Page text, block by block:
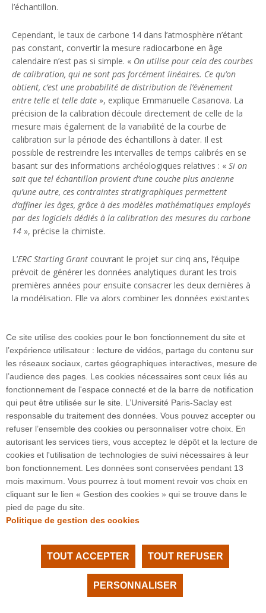
l’échantillon.
Cependant, le taux de carbone 14 dans l’atmosphère n’étant
pas constant, convertir la mesure radiocarbone en âge
calendaire n’est pas si simple. « On utilise pour cela des courbes
de calibration, qui ne sont pas forcément linéaires. Ce qu’on
obtient, c’est une probabilité de distribution de l’évènement
entre telle et telle date », explique Emmanuelle Casanova. La
précision de la calibration découle directement de celle de la
mesure mais également de la variabilité de la courbe de
calibration sur la période des échantillons à dater. Il est
possible de restreindre les intervalles de temps calibrés en se
basant sur des informations archéologiques relatives : « Si on
sait que tel échantillon provient d’une couche plus ancienne
qu’une autre, ces contraintes stratigraphiques permettent
d’affiner les âges, grâce à des modèles mathématiques employés
par des logiciels dédiés à la calibration des mesures du carbone
14 », précise la chimiste.
L’ERC Starting Grant couvrant le projet sur cinq ans, l’équipe
prévoit de générer les données analytiques durant les trois
premières années pour ensuite consacrer les deux dernières à
la modélisation. Elle va alors combiner les données existantes
scénarios d’arrivée et de diffusion de l’agropastoralisme dans
la zone indo-iranienne.
3 rue Joliot Curie
Bâtiment Bréguet
91190 Gif-sur-Yvette
Plan du site
Tous droits réservés Université Paris-Saclay
Accessibilité :partiellement conforme
Ce site utilise des cookies pour le bon fonctionnement du site et
l’expérience utilisateur : lecture de vidéos, partage du contenu sur
les réseaux sociaux, cartes géographiques interactives, mesure de
l’audience des pages. Les cookies nécessaires sont ceux liés au
fonctionnement de l'espace connecté et de la barre de notification
qui peut être utilisée sur le site. L’Université Paris-Saclay est
responsable du traitement des données. Vous pouvez accepter ou
refuser l’ensemble des cookies ou personnaliser votre choix. En
autorisant les services tiers, vous acceptez le dépôt et la lecture de
cookies et l'utilisation de technologies de suivi nécessaires à leur
bon fonctionnement. Les données sont conservées pendant 13
mois maximum. Vous pourrez à tout moment revoir vos choix en
cliquant sur le lien « Gestion des cookies » qui se trouve dans le
pied de page du site.
Politique de gestion des cookies
TOUT ACCEPTER TOUT REFUSER
PERSONNALISER